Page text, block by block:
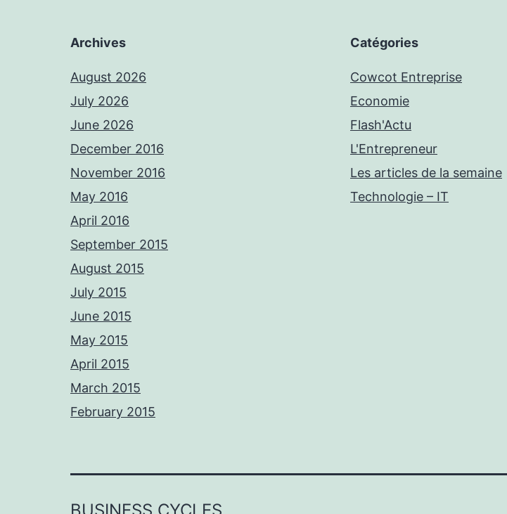
Archives
August 2026
July 2026
June 2026
December 2016
November 2016
May 2016
April 2016
September 2015
August 2015
July 2015
June 2015
May 2015
April 2015
March 2015
February 2015
Catégories
Cowcot Entreprise
Economie
Flash'Actu
L'Entrepreneur
Les articles de la semaine
Technologie – IT